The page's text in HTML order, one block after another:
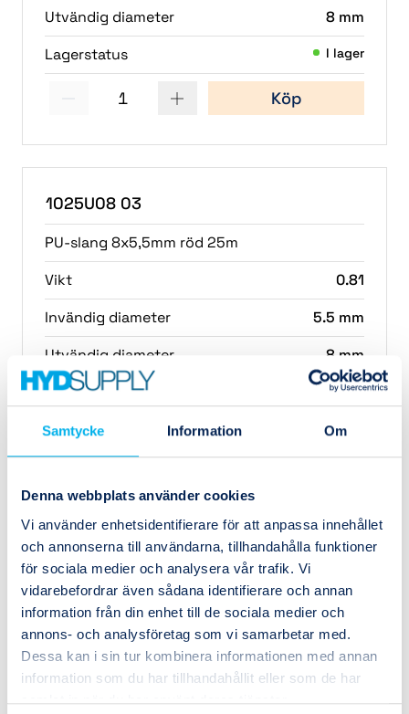
Samtycke Information Om
Denna webbplats använder cookies
Vi använder enhetsidentifierare för att anpassa innehållet
och annonserna till användarna, tillhandahålla funktioner
för sociala medier och analysera vår trafik. Vi
vidarebefordrar även sådana identifierare och annan
information från din enhet till de sociala medier och
annons- och analysföretag som vi samarbetar med.
Dessa kan i sin tur kombinera informationen med annan
information som du har tillhandahållit eller som de har
samlat in när du har använt deras tjänster.
Utvändig diameter
8 mm
Lagerstatus
I lager
(1)
1 Köp
1025U08 03
PU-slang 8x5,5mm röd 25m
Vikt
0.81
Invändig diameter
5.5 mm
Utvändig diameter
8 mm
Lagerstatus
I lager
(1)
1025U08 04
PU-slang 8x5,5mm blå 25m
Vikt
0.81
Invändig diameter
5.5 mm